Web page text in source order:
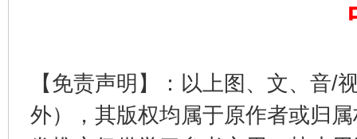
【免责声明】：以上图、文、音/
外），其版权均属于原作者或归